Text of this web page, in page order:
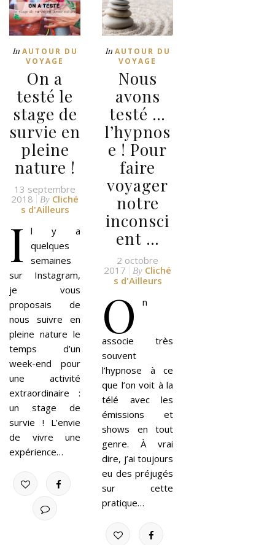
In AUTOUR DU
VOYAGE
On a
testé le
stage de
survie en
pleine
nature !
13 septembre
2018
By Cliché
s d'Ailleurs
I
l y a
quelques
semaines
sur Instagram,
je vous
proposais de
nous suivre en
pleine nature le
temps d’un
week-end pour
une activité
extraordinaire :
un stage de
survie ! L’envie
de vivre une
expérience…
In AUTOUR DU
VOYAGE
Nous
avons
testé …
l’hypnos
e ! Pour
faire
voyager
notre
inconsci
ent …
2 octobre
2017
By Cliché
s d'Ailleurs
O n
associe très
souvent
l’hypnose à ce
que l’on voit à la
télé avec les
émissions et
shows en tout
genre. À vrai
dire, j’ai toujours
eu des préjugés
sur cette
pratique…